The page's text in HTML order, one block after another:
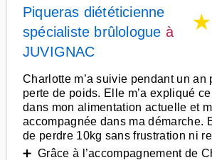
Piqueras diététicienne
spécialiste brûlologue à
JUVIGNAC
★
Charlotte m’a suivie pendant un an
perte de poids. Elle m’a expliqué
dans mon alimentation actuelle et
accompagnée dans ma démarche.
de perdre 10kg sans frustration ni
➕ Grâce à l’accompagnement de